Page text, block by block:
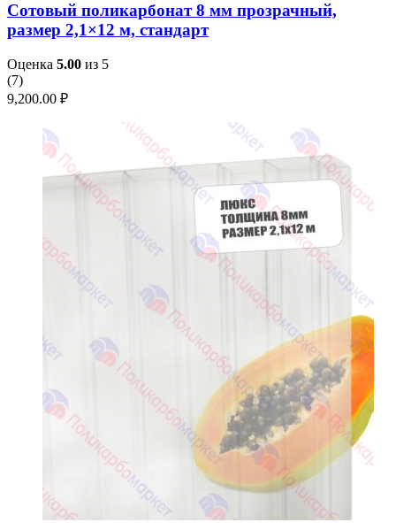
Сотовый поликарбонат 8 мм прозрачный,
размер 2,1×12 м, стандарт
Оценка 5.00 из 5
(7)
9,200.00 ₽